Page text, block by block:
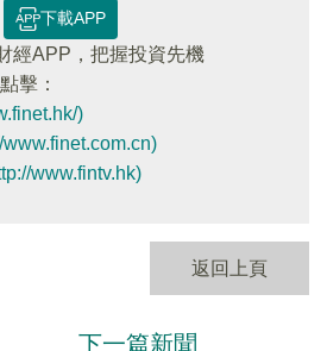
下載APP
經APP，把握投資先機
擊：
)
www.finet.com.cn)
www.fintv.hk)
返回上頁
下一篇新聞